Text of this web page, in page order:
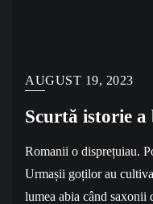
AUGUST 19, 2023
Scurtă istorie a
Romanii o disprețuiau.
Urmașii goților au
lumea abia când